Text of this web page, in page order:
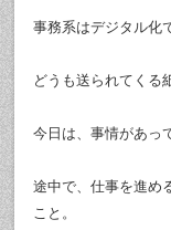
事務系はデジタル化
どうも送られてくる
今日は、事情があっ
途中で、仕事を進め
こと。